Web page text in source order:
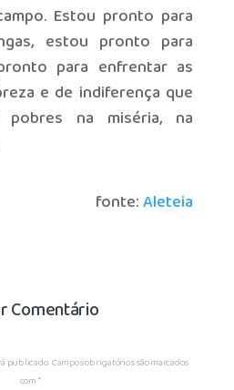
Estou pronto para
estou pronto para
para enfrentar as
e de indiferença que
na miséria, na
fonte:Aleteia
Comentário
publicado. Campos obrigatórios são marcados
com*